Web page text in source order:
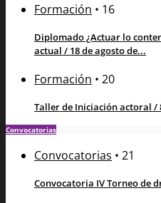
Formación • 16
Diplomado ¿Actuar lo
actual / 18 de agosto de...
Formación • 20
Taller de Iniciación actoral /
Convocatorias
Convocatorias • 21
Convocatoria IV Torneo de